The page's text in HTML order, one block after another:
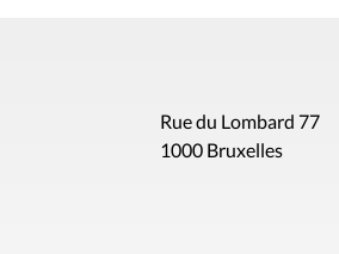
Rue du Lombard 77
1000 Bruxelles